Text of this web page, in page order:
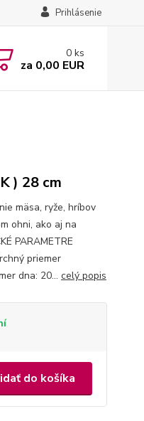
Prihlásenie
0 ks
za 0,00 EUR
) 28 cm
mäsa, ryže, hríbov
ohni, ako aj na
PARAMETRE
priemer
dna: 20... celý popis
do košíka